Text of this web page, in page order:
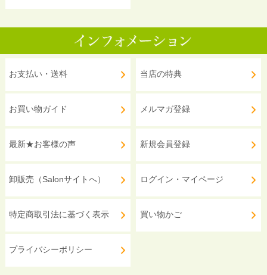
お支払い・送料
お買い物ガイド
最新★お客様の声
卸販売（Salonサイトへ）
特定商取引法に基づく表示
プライバシーポリシー
当店の特典
メルマガ登録
新規会員登録
ログイン・マイページ
買い物かご